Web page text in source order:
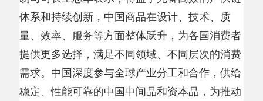
消费、政府采购、招投标等活动。健全外商投资
作，把企业“需求清单”变成“服务清单”。打造形
态多样的开放高地，稳步优化调整自贸试验区区
域布局范围。